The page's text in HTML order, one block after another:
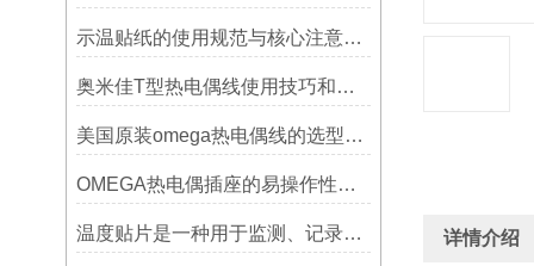
示温贴纸的使用规范与核心注意事项解读
奥米佳T型热电偶线使用技巧和选择方法
美国原装omega热电偶线的选型指标
OMEGA热电偶插座的易操作性探讨
温度贴片是一种用于监测、记录或指示温度变化的工具 详情介绍